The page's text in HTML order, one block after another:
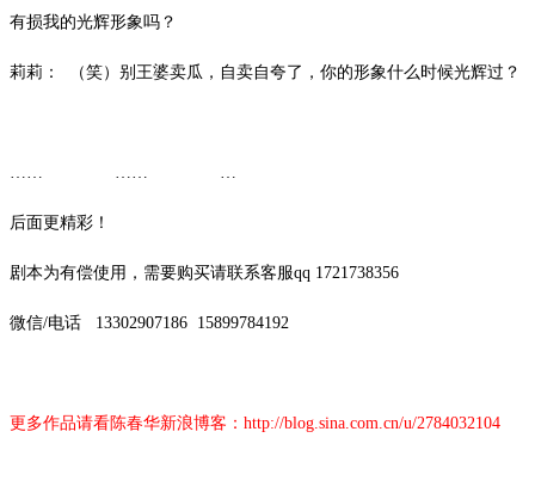
有损我的光辉形象吗？
莉莉： （笑）别王婆卖瓜，自卖自夸了，你的形象什么时候光辉过？
后面更精彩！
剧本为有偿使用，需要购买请联系客服qq 1721738356
微信/电话 13302907186 15899784192
更多作品请看陈春华新浪博客： http://blog.sina.com.cn/u/2784032104